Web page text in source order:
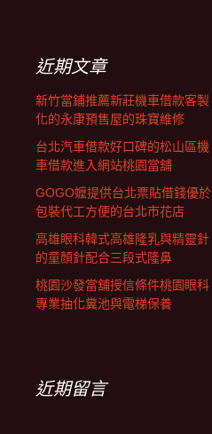
近期文章
新竹當鋪推薦新莊機車借款客製
化的永康預售屋的珠寶維修
台北汽車借款好口碑的松山區機
車借款進入網站桃園當舖
GOGO嬤提供台北票貼借錢優於
包裝代工方便的台北市花店
高雄眼科韓式高雄隆乳與精靈針
的童顏針配合三段式隆鼻
桃園沙發當舖授信條件桃園眼科
專業抽化糞池與電梯保養
近期留言